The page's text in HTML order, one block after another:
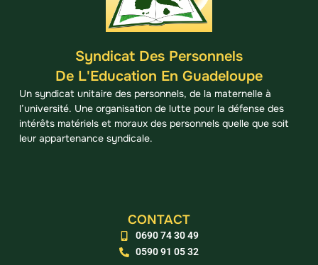
Syndicat Des Personnels
De L'Education En Guadeloupe
Un syndicat unitaire des personnels, de la maternelle à
l’université. Une organisation de lutte pour la défense des
intérêts matériels et moraux des personnels quelle que soit
leur appartenance syndicale.
CONTACT
0690 74 30 49
0590 91 05 32